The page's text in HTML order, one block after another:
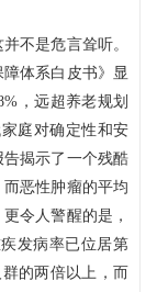
不是危言耸听。
体系白皮书》显
，远超养老规划
家庭对确定性和安
揭示了一个残酷
恶性肿瘤的平均
令人警醒的是，
发病率已位居第
的两倍以上，而